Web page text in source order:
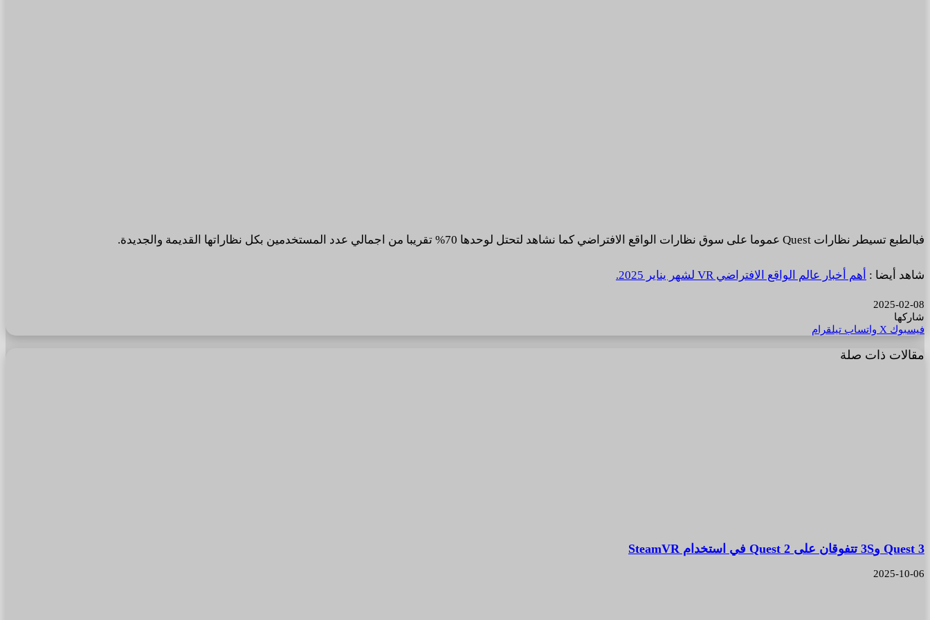
فبالطبع تسيطر نظارات Quest عموما على سوق نظارات الواقع الافتراضي كما نشاهد لتحتل لوحدها 70% تقريبا من اجمالي عدد المستخدمين بكل نظاراتها القديمة والجديدة.
شاهد أيضا : أهم أخبار عالم الواقع الافتراضي VR لشهر يناير 2025.
2025-02-08
شاركها
فيسبوك ‫X واتساب تيلقرام
مقالات ذات صلة
Quest 3 و3S تتفوقان على Quest 2 في استخدام SteamVR
2025-10-06